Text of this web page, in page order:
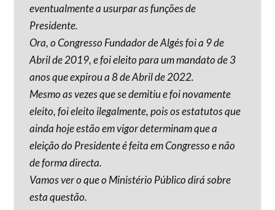
eventualmente a usurpar as funções de
Presidente.
Ora, o Congresso Fundador de Algés foi a 9 de
Abril de 2019, e foi eleito para um mandato de 3
anos que expirou a 8 de Abril de 2022.
Mesmo as vezes que se demitiu e foi novamente
eleito, foi eleito ilegalmente, pois os estatutos que
ainda hoje estão em vigor determinam que a
eleição do Presidente é feita em Congresso e não
de forma directa.
Vamos ver o que o Ministério Público dirá sobre
esta questão.